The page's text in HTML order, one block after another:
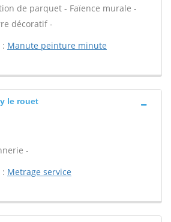
de parquet - Faïence murale -
décoratif -
Manute peinture minute
le rouet
-
Metrage service